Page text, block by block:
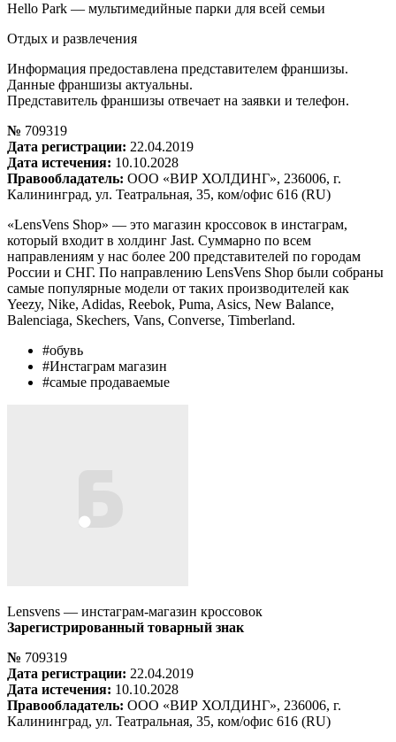
Hello Park — мультимедийные парки для всей семьи
Отдых и развлечения
Информация предоставлена представителем франшизы.
Данные франшизы актуальны.
Представитель франшизы отвечает на заявки и телефон.
№ 709319
Дата регистрации: 22.04.2019
Дата истечения: 10.10.2028
Правообладатель: ООО «ВИР ХОЛДИНГ», 236006, г.
Калининград, ул. Театральная, 35, ком/офис 616 (RU)
«LensVens Shop» — это магазин кроссовок в инстаграм,
который входит в холдинг Jast. Суммарно по всем
направлениям у нас более 200 представителей по городам
России и СНГ. По направлению LensVens Shop были собраны
самые популярные модели от таких производителей как
Yeezy, Nike, Adidas, Reebok, Puma, Asics, New Balance,
Balenciaga, Skechers, Vans, Converse, Timberland.
#обувь
#Инстаграм магазин
#самые продаваемые
Lensvens — инстаграм-магазин кроссовок
Зарегистрированный товарный знак
№ 709319
Дата регистрации: 22.04.2019
Дата истечения: 10.10.2028
Правообладатель: ООО «ВИР ХОЛДИНГ», 236006, г.
Калининград, ул. Театральная, 35, ком/офис 616 (RU)